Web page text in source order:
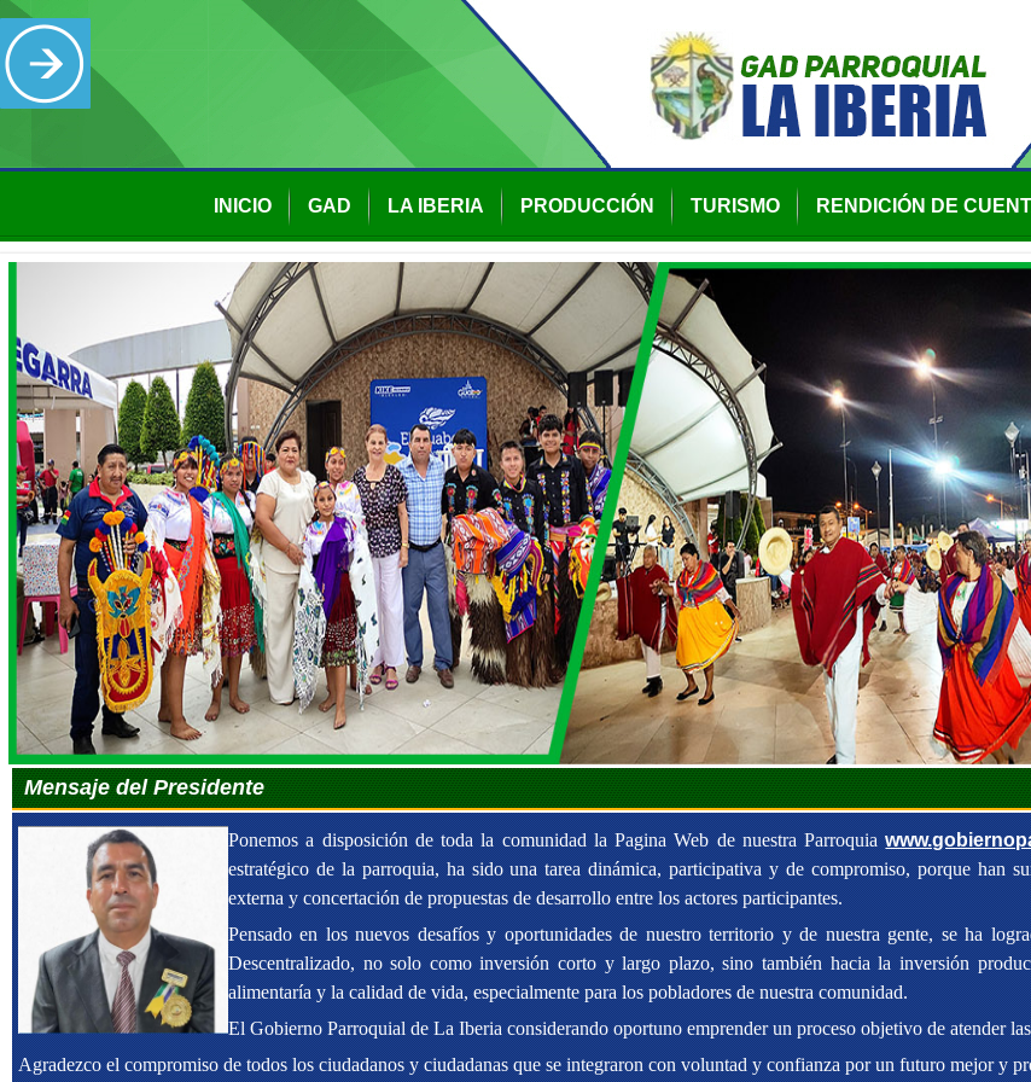
INICIO GAD LA IBERIA PRODUCCIÓN TURISMO RENDICIÓN DE
Mensaje del Presidente
Ponemos a disposición de toda la comunidad la Pagina Web de nuestra Parroquia
estratégico de la parroquia, ha sido una tarea dinámica, participativa y de compromiso, porque han
externa y concertación de propuestas de desarrollo entre los actores participantes.
Pensado en los nuevos desafíos y oportunidades de nuestro territorio y de nuestra gente, se ha
Descentralizado, no solo como inversión corto y largo plazo, sino también hacia la inversión
alimentaría y la calidad de vida, especialmente para los pobladores de nuestra comunidad.
El Gobierno Parroquial de La Iberia considerando oportuno emprender un proceso objetivo de atender
Agradezco el compromiso de todos los ciudadanos y ciudadanas que se integraron con voluntad y confianza por un futuro mejor y